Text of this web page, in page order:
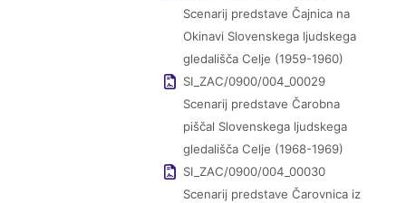
Scenarij predstave Čajnica na
Okinavi Slovenskega ljudskega
gledališča Celje (1959-1960)
SI_ZAC/0900/004_00029
Scenarij predstave Čarobna
piščal Slovenskega ljudskega
gledališča Celje (1968-1969)
SI_ZAC/0900/004_00030
Scenarij predstave Čarovnica iz